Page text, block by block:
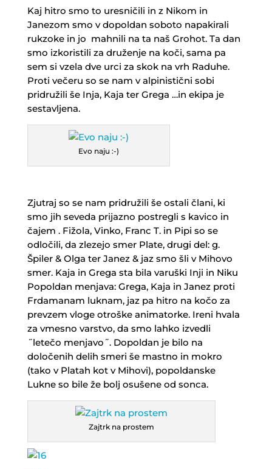
Kaj hitro smo to uresničili in z Nikom in
Janezom smo v dopoldan soboto napakirali
rukzoke in jo mahnili na ta naš Grohot. Ta dan
smo izkoristili za druženje na koči, sama pa
sem si vzela dve urci za skok na vrh Raduhe.
Proti večeru so se nam v alpinistični sobi
pridružili še Inja, Kaja ter Grega …in ekipa je
sestavljena.
Evo naju :-)
Zjutraj so se nam pridružili še ostali člani, ki
smo jih seveda prijazno postregli s kavico in
čajem . Fižola, Vinko, Franc T. in Pipi so se
odločili, da zlezejo smer Plate, drugi del: g.
Špiler & Olga ter Janez & jaz smo šli v Mihovo
smer. Kaja in Grega sta bila varuški Inji in Niku
Popoldan menjava: Grega, Kaja in Janez proti
Frdamanam luknam, jaz pa hitro na kočo za
prevzem vloge otroške animatorke. Ireni hvala
za vmesno varstvo, da smo lahko izvedli
˝letečo menjavo˝. Dopoldan je bilo na
določenih delih smeri še mastno in mokro
(tako v Platah kot v Mihovi), popoldanske
Lukne so bile že bolj osušene od sonca.
Zajtrk na prostem